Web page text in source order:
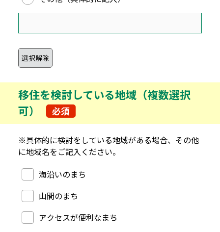
移住を検討している地域（複数選択
可）
必須
※具体的に検討をしている地域がある場合、その他
に地域名をご記入ください。
移住を検討している地域（複数選択可）
海沿いのまち
山間のまち
アクセスが便利なまち